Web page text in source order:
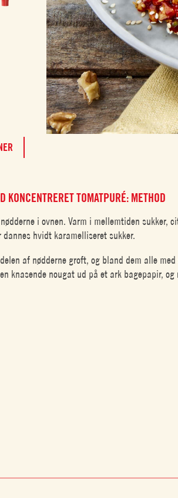
KONCENTRERET TOMATPURÉ: METHOD
i ovnen. Varm i mellemtiden sukker,
hvidt karamelliseret sukker.
af nødderne groft, og bland dem alle
knasende nougat ud på et ark bagepapir,